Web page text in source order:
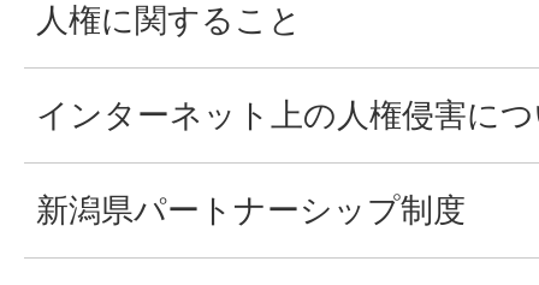
人権に関すること
インターネット上の人権侵害に
新潟県パートナーシップ制度